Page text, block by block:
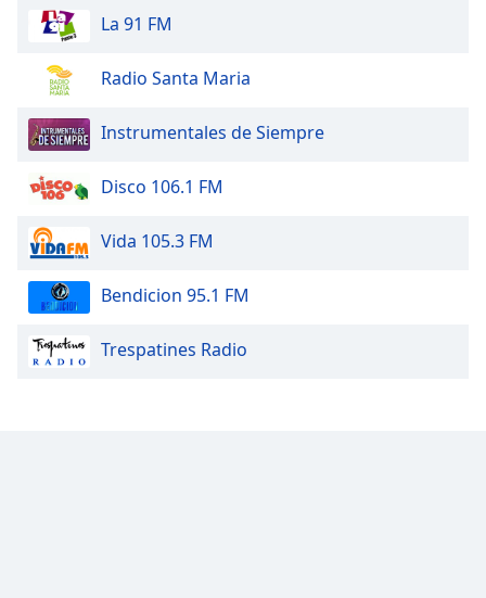
Background
Opacity
Font
Style
La 91 FM
Radio Santa Maria
Instrumentales de Siempre
Disco 106.1 FM
Vida 105.3 FM
Bendicion 95.1 FM
Trespatines Radio